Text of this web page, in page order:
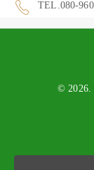
TEL.080-
© 2026.